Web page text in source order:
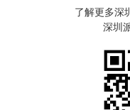
了解更多深
深圳